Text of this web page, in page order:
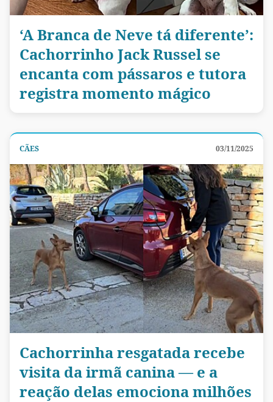
‘A Branca de Neve tá diferente’:
Cachorrinho Jack Russel se
encanta com pássaros e tutora
registra momento mágico
CÃES 03/11/2025
Cachorrinha resgatada recebe
visita da irmã canina — e a
reação delas emociona milhões